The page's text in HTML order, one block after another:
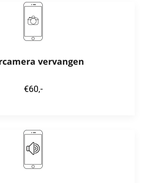
vervangen
€60,-